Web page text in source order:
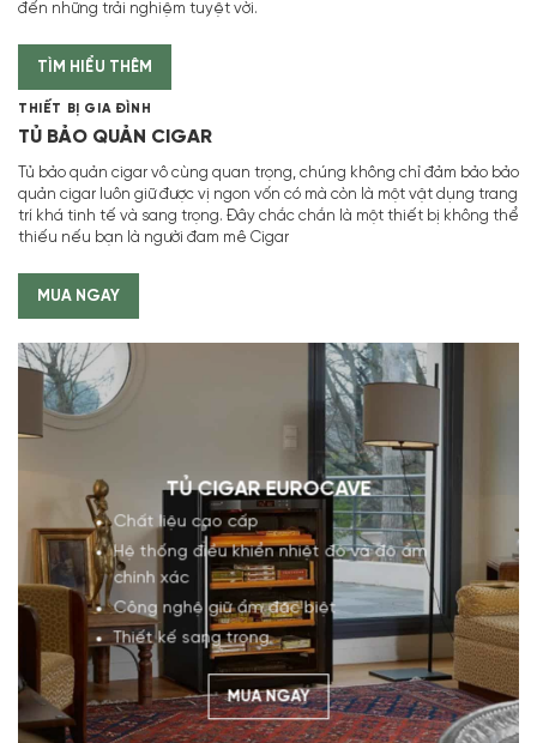
đến những trải nghiệm tuyệt vời.
TÌM HIỂU THÊM
THIẾT BỊ GIA ĐÌNH
TỦ BẢO QUẢN CIGAR
Tủ bảo quản cigar vô cùng quan trọng, chúng không chỉ đảm bảo bảo
quản cigar luôn giữ được vị ngon vốn có mà còn là một vật dụng trang
trí khá tinh tế và sang trọng. Đây chắc chắn là một thiết bị không thể
thiếu nếu bạn là người đam mê Cigar
MUA NGAY
TỦ CIGAR EUROCAVE
Chất liệu cao cấp
Hệ thống điều khiển nhiệt độ và độ ẩm
chính xác
Công nghệ giữ ẩm đặc biệt
Thiết kế sang trọng
MUA NGAY